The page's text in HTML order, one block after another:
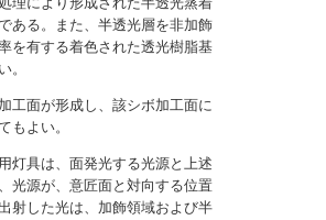
ある。また、半透光層を非加飾
を有する着色された透光樹脂基
。
工面が形成し、該シボ加工面に
もよい。
灯具は、面発光する光源と上述
光源が、意匠面と対向する位置
射した光は、加飾領域および半